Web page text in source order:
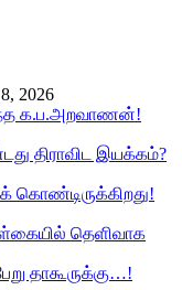
2026
க.ப.அறவாணன்!
திராவிட இயக்கம்?
கொண்டிருக்கிறது!
தெளிவாக
தாகூருக்கு…!